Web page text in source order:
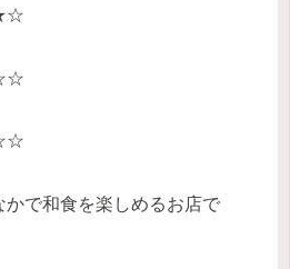
で和食を楽しめるお店で